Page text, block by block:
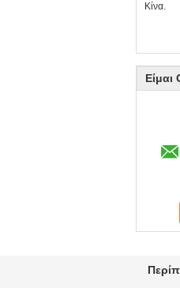
Κίνα.